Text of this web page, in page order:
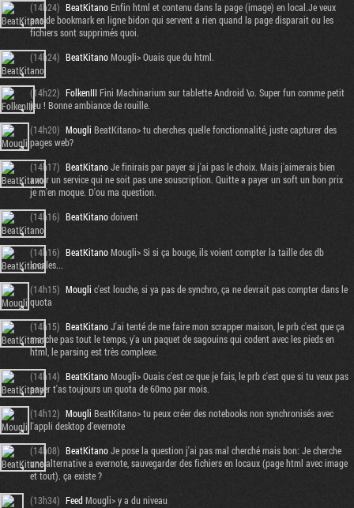
(14h24) BeatKitanoEnfin html et contenu dans la page (image) en local.Je veux
pas de bookmark en ligne bidon qui servent a rien quand la page disparait ou les
fichiers sont supprimés quoi.
(14h24) BeatKitanoMougli> Ouais que du html.
(14h22) FolkenIII Fini Machinarium sur tablette Android \o. Super fun comme petit
jeu ! Bonne ambiance de rouille.
(14h20) Mougli BeatKitano> tu cherches quelle fonctionnalité, juste capturer des
pages web?
(14h17) BeatKitanoJe finirais par payer si j'ai pas le choix. Mais j'aimerais bien
avoir un service qui ne soit pas une souscription. Quitte a payer un soft un bon prix
je m'en moque. D'ou ma question.
(14h16) BeatKitanodoivent
(14h16) BeatKitanoMougli> Si si ça bouge, ils voient compter la taille des db
locales...
(14h15) Mougli c'est louche, si ya pas de synchro, ça ne devrait pas compter dans le
quota
(14h15) BeatKitanoJ'ai tenté de me faire mon scrapper maison, le prb c'est que ça
marche pas tout le temps, y'a un paquet de sagouins qui codent avec les pieds en
html, le parsing est très complexe.
(14h14) BeatKitanoMougli> Ouais c'est ce que je fais, le prb c'est que si tu veux pas
payer t'as toujours un quota de 60mo par mois.
(14h12) Mougli BeatKitano> tu peux créer des notebooks non synchronisés avec
l'appli desktop d'evernote
(14h08) BeatKitanoJe pose la question j'ai pas mal cherché mais bon: Je cherche
une alternative a evernote, sauvegarder des fichiers en locaux (page html avec image
et tout). ça existe ?
(13h34) FeedMougli> y a du niveau